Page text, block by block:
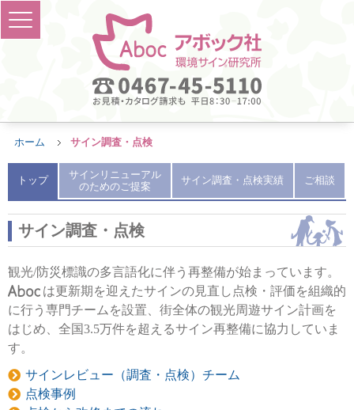
ホーム サイン調査・点検
トップ
サインリニューアル
のためのご提案
サイン調査・点検実績 ご相談
サイン調査・点検
観光/防災標識の多言語化に伴う再整備が始まっています。
は更新期を迎えたサインの見直し点検・評価を組織的
に行う専門チームを設置、街全体の観光周遊サイン計画を
はじめ、全国3.5万件を超えるサイン再整備に協力していま
す。
サインレビュー（調査・点検）チーム
点検事例